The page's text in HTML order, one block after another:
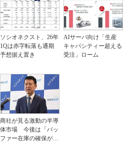
ソシオネクスト、26年
1Qは赤字転落も通期
予想据え置き
AIサーバ向け「生産
キャパシティー超える
受注」ローム
商社が見る激動の半導
体市場 今後は「バッ
ファー在庫の確保が重